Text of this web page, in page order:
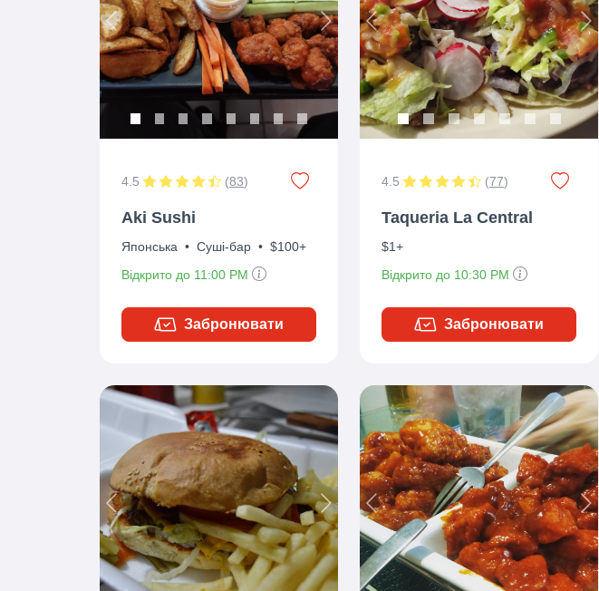
Previous Next
4.5 (83)
Aki Sushi
Японська • Суші-бар • $100+
Відкрито до 11:00 PM
Забронювати
Previous
4.5 (77)
Taqueria La Central
$1+
Відкрито до 10:30 PM
Забронювати
Previous Next Previous